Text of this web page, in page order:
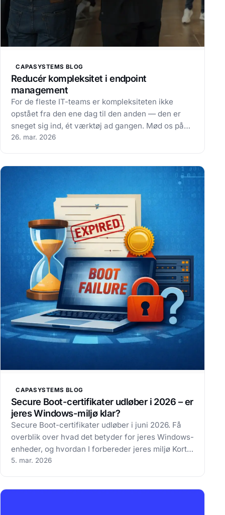
CAPASYSTEMS BLOG
Reducér kompleksitet i endpoint
management
For de fleste IT-teams er kompleksiteten ikke
opstået fra den ene dag til den anden — den er
sneget sig ind, ét værktøj ad gangen. Mød os på
V2 Security den 6.–7. maj, og lad os kigge på dit
26. mar. 2026
CAPASYSTEMS BLOG
Secure Boot-certifikater udløber i 2026 – er
jeres Windows-miljø klar?
Secure Boot-certifikater udløber i juni 2026. Få
overblik over hvad det betyder for jeres Windows-
enheder, og hvordan I forbereder jeres miljø Kort
fortalt Introduktion Secure Boot-certifikater fra
5. mar. 2026